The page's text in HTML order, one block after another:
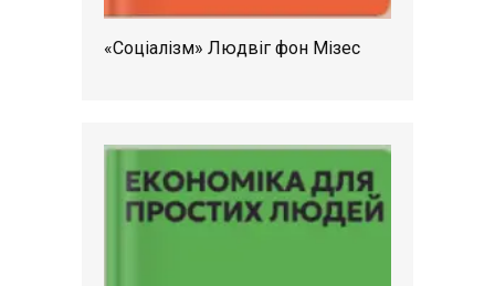
«Соціалізм» Людвіг фон Мізес